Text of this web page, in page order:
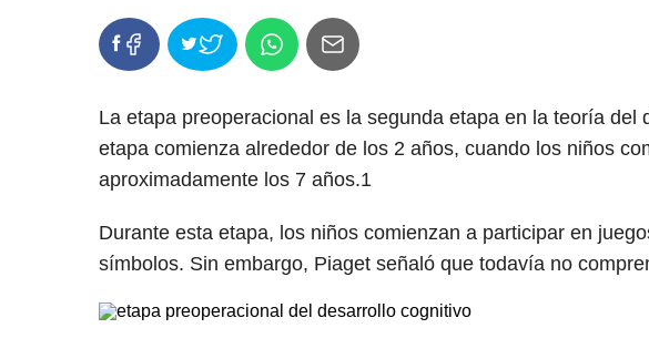
La etapa preoperacional es la segunda etapa en la teoría del
etapa comienza alrededor de los 2 años, cuando los niños
aproximadamente los 7 años.1
Durante esta etapa, los niños comienzan a participar en
símbolos. Sin embargo, Piaget señaló que todavía no